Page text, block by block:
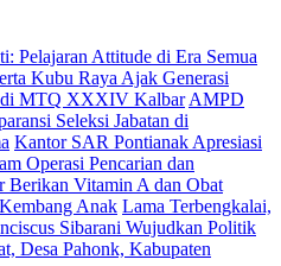
Pelajaran Attitude di Era Semua
Kubu Raya Ajak Generasi
di MTQ XXXIV Kalbar AMPD
Seleksi Jabatan di
Kantor SAR Pontianak Apresiasi
Operasi Pencarian dan
Berikan Vitamin A dan Obat
Anak Lama Terbengkalai,
Sibarani Wujudkan Politik
Desa Pahonk, Kabupaten